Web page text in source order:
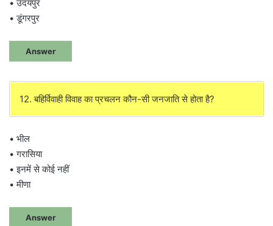
• उदयपुर
• डूंगरपुर
Answer
12. बहिर्विवाही विवाह का प्रचलन कौन-सी जनजाति से होता है?
• भील
• गरासिया
• इनमें से कोई नहीं
• मीणा
Answer